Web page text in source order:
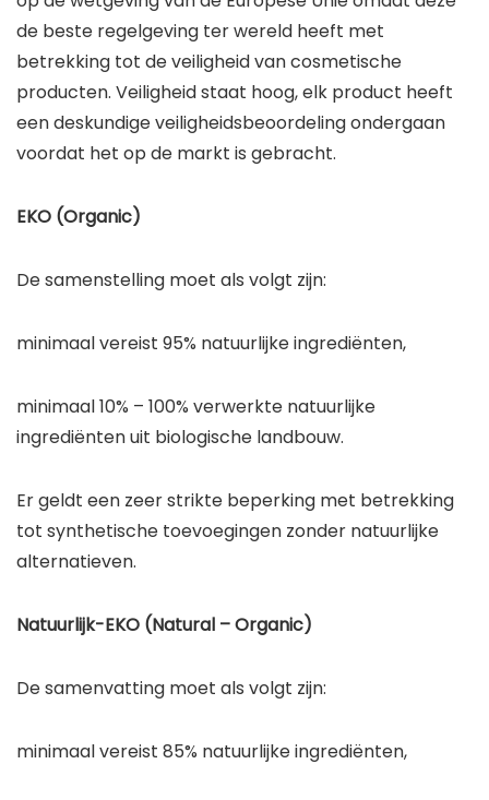
de beste regelgeving ter wereld heeft met
betrekking tot de veiligheid van cosmetische
producten. Veiligheid staat hoog, elk product heeft
een deskundige veiligheidsbeoordeling ondergaan
voordat het op de markt is gebracht.
EKO (Organic)
De samenstelling moet als volgt zijn:
minimaal vereist 95% natuurlijke ingrediënten,
minimaal 10% – 100% verwerkte natuurlijke
ingrediënten uit biologische landbouw.
Er geldt een zeer strikte beperking met betrekking
tot synthetische toevoegingen zonder natuurlijke
alternatieven.
Natuurlijk-EKO (Natural – Organic)
De samenvatting moet als volgt zijn:
minimaal vereist 85% natuurlijke ingrediënten,